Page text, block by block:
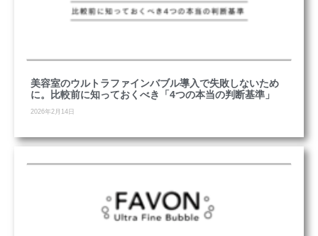
美容室のウルトラファインバブル導入で失敗しないため
に。比較前に知っておくべき「4つの本当の判断基準」
2026年2月14日